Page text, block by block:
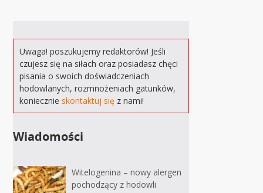
Uwaga! poszukujemy redaktorów! Jeśli
czujesz się na siłach oraz posiadasz chęci
pisania o swoich doświadczeniach
hodowlanych, rozmnożeniach gatunków,
koniecznieskontaktuj się z nami!
Wiadomości
Witelogenina – nowy alergen
pochodzący z hodowli